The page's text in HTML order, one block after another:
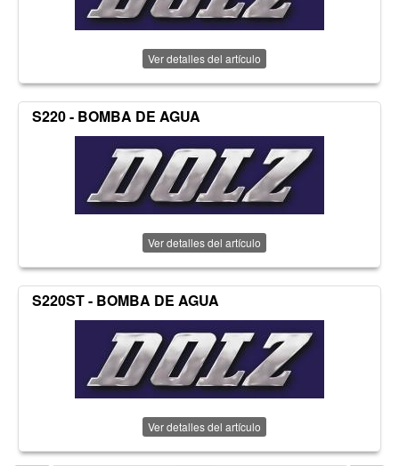
Ver detalles del artículo
S220 - BOMBA DE AGUA
Ver detalles del artículo
S220ST - BOMBA DE AGUA
Ver detalles del artículo